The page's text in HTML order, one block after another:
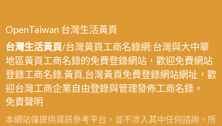
OpenTaiwan 台灣生活黃頁
台灣生活黃頁/台灣黃頁工商名錄網:台灣與大中華
地區黃頁工商名錄的免費登錄網站，歡迎免費網站
登錄工商名錄.黃頁,台灣黃頁免費登錄網站網址，歡
迎台灣工商企業自由登錄與管理發佈工商名錄。
免責聲明
本網站僅提供資訊參考平台，並不涉入其中任何諮詢。所